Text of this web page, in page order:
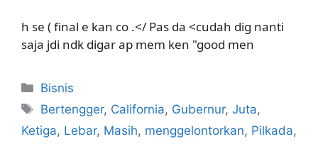
h se ( final e kan co .</ Pas da <cudah dig nanti
saja jdi ndk digar ap mem ken "good men
Kategori
Bisnis
Tag
Bertengger, California, Gubernur,Juta,
Ketiga, Lebar, Masih, menggelontorkan, Pilkada,